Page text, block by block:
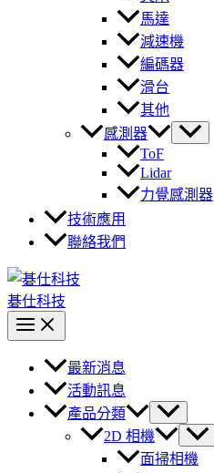
馬達
減速機
編碼器
滑台
其他
感測器
ToF
Lidar
力覺感測器
技術應用
聯絡我們
碁仕科技
最新消息
活動訊息
產品分類
2D 相機
面掃相機